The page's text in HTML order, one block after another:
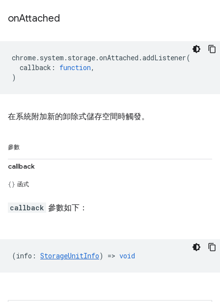
onAttached
chrome. system . storage.onAttached .addListener(
callback : function,
)
在系統附加新的卸除式儲存空間時觸發。
參數
callback
函式
callback 參數如下：
(info : StorageUnitInfo) => void